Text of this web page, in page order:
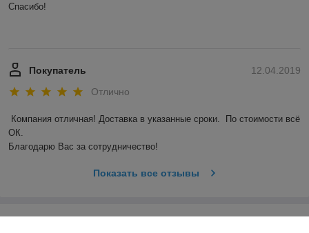
Спасибо!
12.04.2019
Покупатель
Отлично
Компания отличная! Доставка в указанные сроки.  По стоимости всё
ОК.
Благодарю Вас за сотрудничество!
Показать все отзывы
О нас